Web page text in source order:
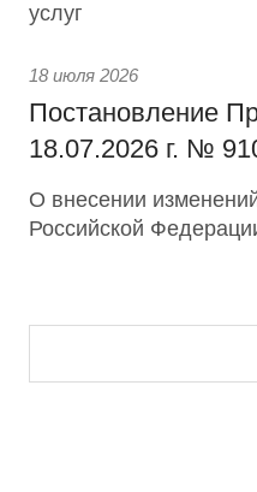
услуг
18 июля 2026
Постановление
18.07.2026 г. №
О внесении
Российской